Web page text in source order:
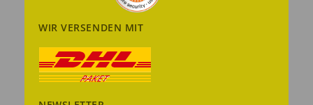
WIR VERSENDEN MIT